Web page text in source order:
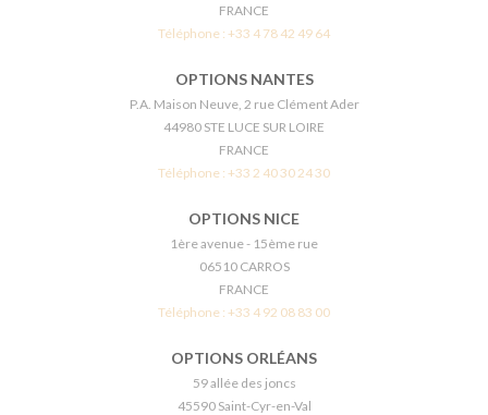
FRANCE
Téléphone : +33 4 78 42 49 64
OPTIONS NANTES
P.A. Maison Neuve, 2 rue Clément Ader
44980 STE LUCE SUR LOIRE
FRANCE
Téléphone : +33 2 40 30 24 30
OPTIONS NICE
1ère avenue - 15ème rue
06510 CARROS
FRANCE
Téléphone : +33 4 92 08 83 00
OPTIONS ORLÉANS
59 allée des joncs
45590 Saint-Cyr-en-Val